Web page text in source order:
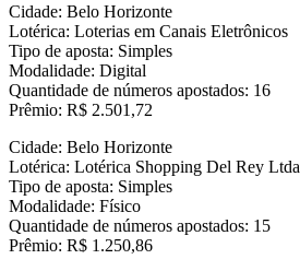
Cidade: Belo Horizonte
Lotérica: Loterias em Canais Eletrônicos
Tipo de aposta: Simples
Modalidade: Digital
Quantidade de números apostados: 16
Prêmio: R$ 2.501,72
Cidade: Belo Horizonte
Lotérica: Lotérica Shopping Del Rey Ltda
Tipo de aposta: Simples
Modalidade: Físico
Quantidade de números apostados: 15
Prêmio: R$ 1.250,86